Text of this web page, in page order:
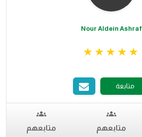
Nour Aldein Ashraf
متابعة
متابعهم متابعهم